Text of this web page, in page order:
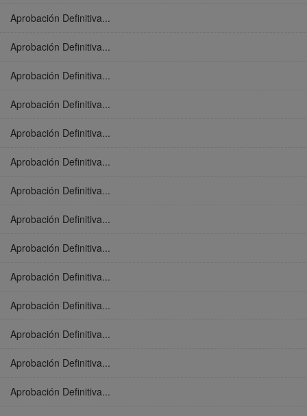
Aprobación Definitiva...
Aprobación Definitiva...
Aprobación Definitiva...
Aprobación Definitiva...
Aprobación Definitiva...
Aprobación Definitiva...
Aprobación Definitiva...
Aprobación Definitiva...
Aprobación Definitiva...
Aprobación Definitiva...
Aprobación Definitiva...
Aprobación Definitiva...
Aprobación Definitiva...
Aprobación Definitiva...